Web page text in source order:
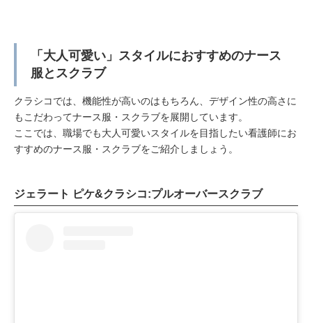
「大人可愛い」スタイルにおすすめのナース
服とスクラブ
クラシコでは、機能性が高いのはもちろん、デザイン性の高さに
もこだわってナース服・スクラブを展開しています。
ここでは、職場でも大人可愛いスタイルを目指したい看護師にお
すすめのナース服・スクラブをご紹介しましょう。
ジェラート ピケ&クラシコ:プルオーバースクラブ